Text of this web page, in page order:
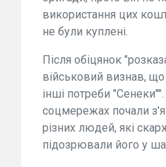
використання цих
не були куплені.
Після обіцянок
військовий визнав,
інші потреби
соцмережах почали
різних людей, які
підозрювали його у